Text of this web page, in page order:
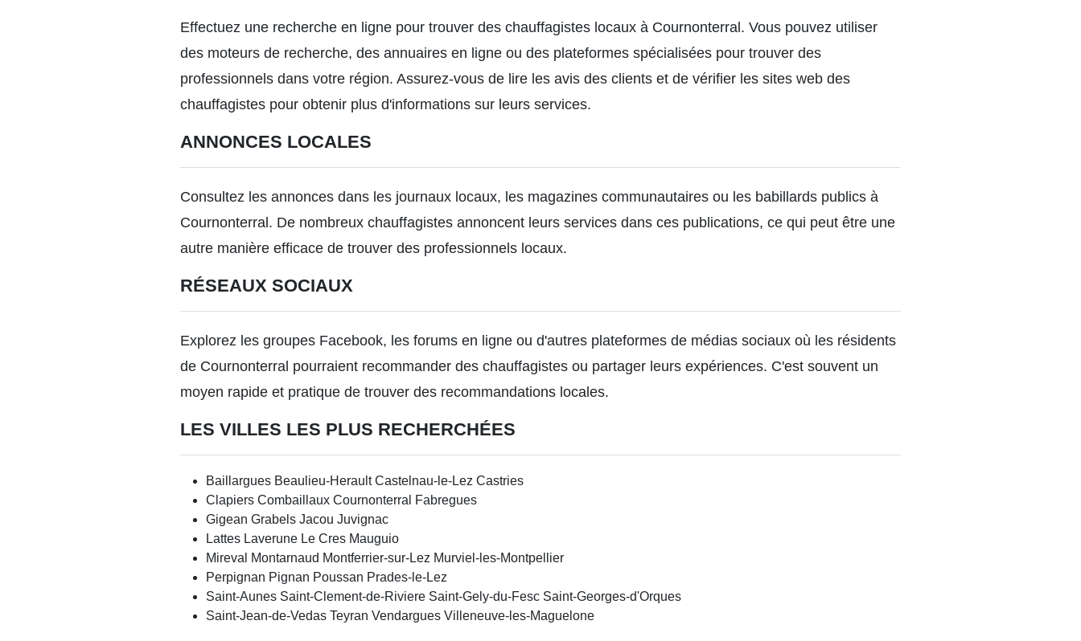
Effectuez une recherche en ligne pour trouver des chauffagistes locaux à Cournonterral. Vous pouvez utiliser
des moteurs de recherche, des annuaires en ligne ou des plateformes spécialisées pour trouver des
professionnels dans votre région. Assurez-vous de lire les avis des clients et de vérifier les sites web des
chauffagistes pour obtenir plus d'informations sur leurs services.
ANNONCES LOCALES
Consultez les annonces dans les journaux locaux, les magazines communautaires ou les babillards publics à
Cournonterral. De nombreux chauffagistes annoncent leurs services dans ces publications, ce qui peut être une
autre manière efficace de trouver des professionnels locaux.
RÉSEAUX SOCIAUX
Explorez les groupes Facebook, les forums en ligne ou d'autres plateformes de médias sociaux où les résidents
de Cournonterral pourraient recommander des chauffagistes ou partager leurs expériences. C'est souvent un
moyen rapide et pratique de trouver des recommandations locales.
LES VILLES LES PLUS RECHERCHÉES
Baillargues Beaulieu-Herault Castelnau-le-Lez Castries
Clapiers Combaillaux Cournonterral
Fabregues
Gigean Grabels Jacou Juvignac
Lattes Laverune Le Cres Mauguio
Mireval
Montarnaud Montferrier-sur-Lez Murviel-les-Montpellier
Perpignan Pignan Poussan Prades-le-Lez
Saint-Aunes Saint-Clement-de-Riviere Saint-Gely-du-Fesc Saint-Georges-d'Orques
Saint-Jean-de-Vedas Teyran Vendargues Villeneuve-les-Maguelone